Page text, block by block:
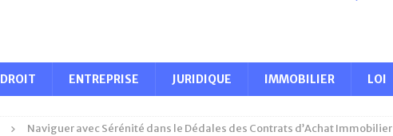
DROIT ENTREPRISE JURIDIQUE IMMOBILIER LOI
Naviguer avec Sérénité dans le Dédales des Contrats d’Achat Immobilier